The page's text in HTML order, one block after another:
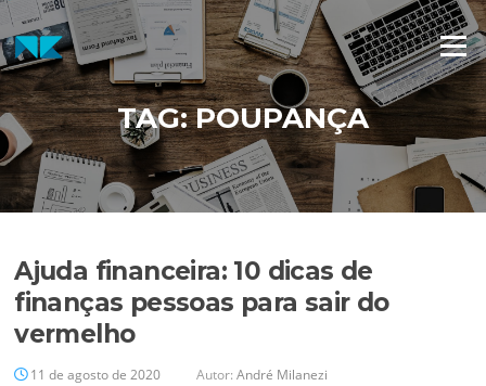
Pular
para
o
conteúdo
Menu
TAG:POUPANÇA
Ajuda financeira: 10 dicas de
finanças pessoas para sair do
vermelho
11 de agosto de 2020 Autor:André Milanezi